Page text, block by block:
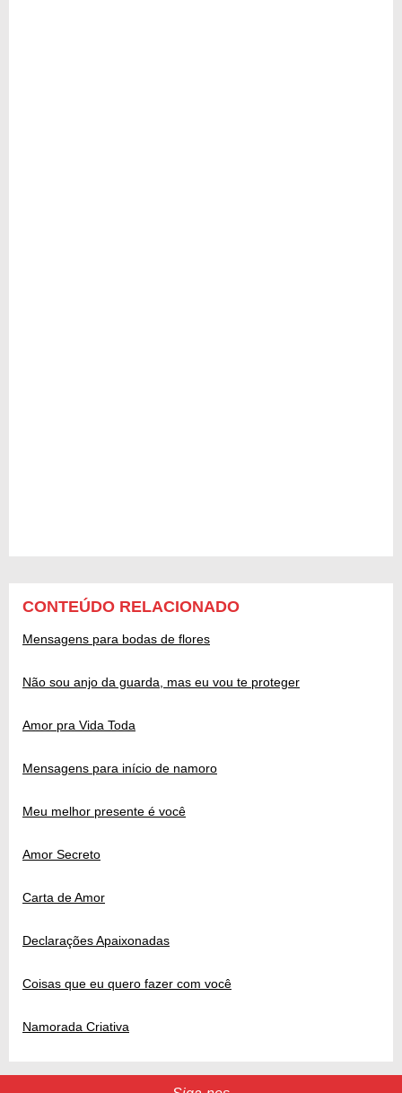
CONTEÚDO RELACIONADO
Mensagens para bodas de flores
Não sou anjo da guarda, mas eu vou te proteger
Amor pra Vida Toda
Mensagens para início de namoro
Meu melhor presente é você
Amor Secreto
Carta de Amor
Declarações Apaixonadas
Coisas que eu quero fazer com você
Namorada Criativa